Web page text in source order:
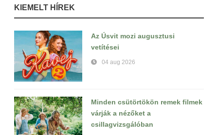
KIEMELT HÍREK
Az Úsvit mozi augusztusi
vetítései
04 aug 2026
Minden csütörtökön remek filmek
várják a nézőket a
csillagvizsgálóban